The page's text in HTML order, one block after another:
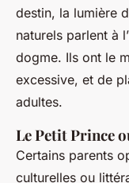
destin, la lumière
naturels parlent à
dogme. Ils ont le
excessive, et de
adultes.
Le Petit Prince
Certains parents
culturelles ou